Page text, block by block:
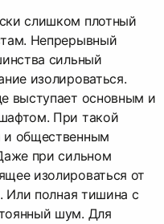
слишком плотный
Непрерывный
сильный
изолироваться.
выступает основным и
При такой
общественным
при сильном
изолироваться от
Или полная тишина с
шум. Для